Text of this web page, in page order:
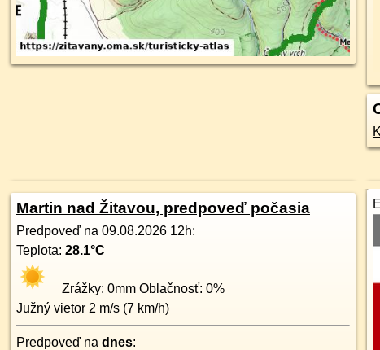
Martin nad Žitavou, predpoveď počasia
Predpoveď na 09.08.2026 12h:
Teplota: 28.1°C
Zrážky: 0mm Oblačnosť: 0%
Južný vietor 2 m/s (7 km/h)
Predpoveď na dnes: